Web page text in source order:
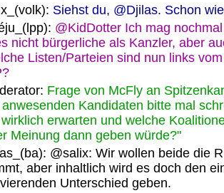
Siehst du, @Djilas. Schon
@KidDotter Ich mag
nicht bürgerliche als Kanzler, aber
Listen/Parteien sind nun links
Frage von McFly an
Kandidaten bitte mal
erwarten und welche
Meinung dann geben würde?"
@salix: Wir wollen beide die
aber inhaltlich wird es doch den
Unterschied geben.